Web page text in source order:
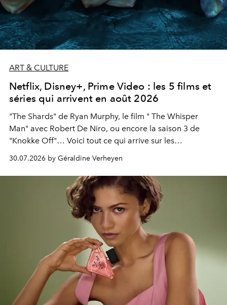
ART & CULTURE
Netflix, Disney+, Prime Video : les 5 films et
séries qui arrivent en août 2026
"The Shards" de Ryan Murphy, le film " The Whisper
Man" avec Robert De Niro, ou encore la saison 3 de
"Knokke Off"… Voici tout ce qui arrive sur les
30.07.2026 by Géraldine Verheyen